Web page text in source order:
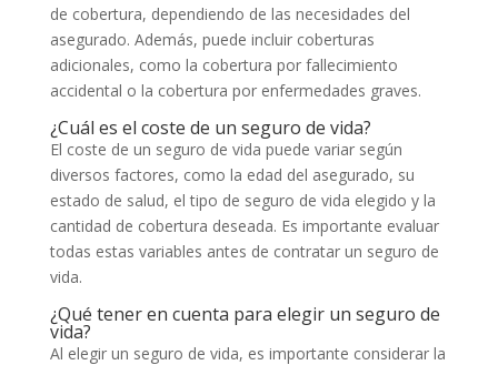
de cobertura, dependiendo de las necesidades del
asegurado. Además, puede incluir coberturas
adicionales, como la cobertura por fallecimiento
accidental o la cobertura por enfermedades graves.
¿Cuál es el coste de un seguro de vida?
El coste de un seguro de vida puede variar según
diversos factores, como la edad del asegurado, su
estado de salud, el tipo de seguro de vida elegido y la
cantidad de cobertura deseada. Es importante evaluar
todas estas variables antes de contratar un seguro de
vida.
¿Qué tener en cuenta para elegir un seguro de
vida?
Al elegir un seguro de vida, es importante considerar la